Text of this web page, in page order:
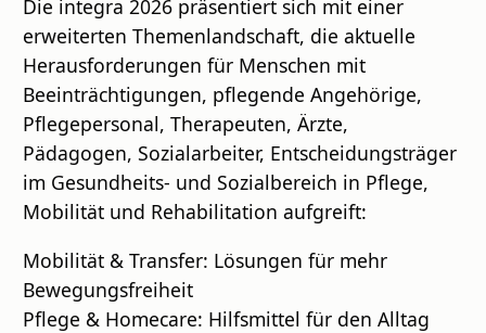
Die integra 2026 präsentiert sich mit einer
erweiterten Themenlandschaft, die aktuelle
Herausforderungen für Menschen mit
Beeinträchtigungen, pflegende Angehörige,
Pflegepersonal, Therapeuten, Ärzte,
Pädagogen, Sozialarbeiter, Entscheidungsträger
im Gesundheits- und Sozialbereich in Pflege,
Mobilität und Rehabilitation aufgreift:
Mobilität & Transfer: Lösungen für mehr
Bewegungsfreiheit
Pflege & Homecare: Hilfsmittel für den Alltag